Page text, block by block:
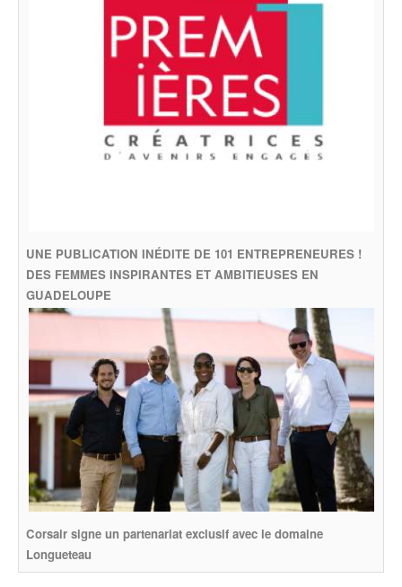
UNE PUBLICATION INÉDITE DE 101 ENTREPRENEURES !
DES FEMMES INSPIRANTES ET AMBITIEUSES EN
GUADELOUPE
Corsair signe un partenariat exclusif avec le domaine
Longueteau